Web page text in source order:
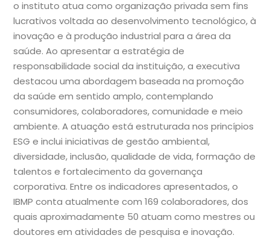
o instituto atua como organização privada sem fins
lucrativos voltada ao desenvolvimento tecnológico, à
inovação e à produção industrial para a área da
saúde. Ao apresentar a estratégia de
responsabilidade social da instituição, a executiva
destacou uma abordagem baseada na promoção
da saúde em sentido amplo, contemplando
consumidores, colaboradores, comunidade e meio
ambiente. A atuação está estruturada nos princípios
ESG e inclui iniciativas de gestão ambiental,
diversidade, inclusão, qualidade de vida, formação de
talentos e fortalecimento da governança
corporativa. Entre os indicadores apresentados, o
IBMP conta atualmente com 169 colaboradores, dos
quais aproximadamente 50 atuam como mestres ou
doutores em atividades de pesquisa e inovação.